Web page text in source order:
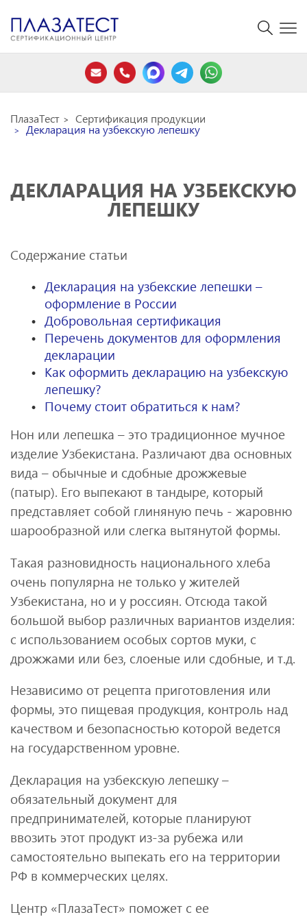
ПлазаТест Сертификация продукции
Декларация на узбекскую лепешку
ДЕКЛАРАЦИЯ НА УЗБЕКСКУЮ
ЛЕПЕШКУ
Содержание статьи
Декларация на узбекские лепешки –
оформление в России
Добровольная сертификация
Перечень документов для оформления
декларации
Как оформить декларацию на узбекскую
лепешку?
Почему стоит обратиться к нам?
Нон или лепешка – это традиционное мучное
изделие Узбекистана. Различают два основных
вида – обычные и сдобные дрожжевые
(патыр). Его выпекают в тандыре, который
представляет собой глиняную печь - жаровню
шарообразной или слегка вытянутой формы.
Такая разновидность национального хлеба
очень популярна не только у жителей
Узбекистана, но и у россиян. Отсюда такой
большой выбор различных вариантов изделия:
с использованием особых сортов муки, с
дрожжами или без, слоеные или сдобные, и т.д.
Независимо от рецепта приготовления или
формы, это пищевая продукция, контроль над
качеством и безопасностью которой ведется
на государственном уровне.
Декларация на узбекскую лепешку –
обязательный документ для
предпринимателей, которые планируют
ввозить этот продукт из-за рубежа или
самостоятельно выпекать его на территории
РФ в коммерческих целях.
Центр «ПлазаТест» поможет с ее